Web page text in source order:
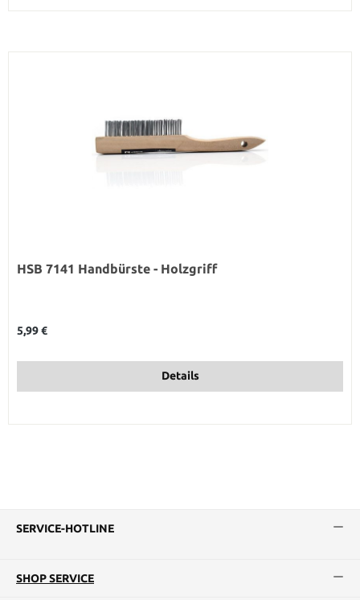
HSB 7141 Handbürste - Holzgriff
5,99 €
Details
SERVICE-HOTLINE
SHOP SERVICE